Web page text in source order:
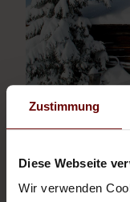
Zustimmung
Diese Webseite
Wir verwenden
Winter dream East